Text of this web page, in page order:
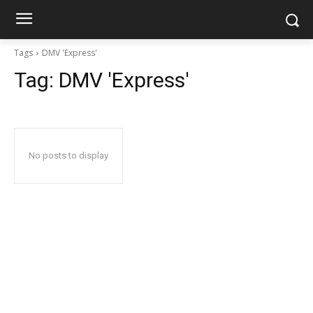
Tags DMV 'Express'
Tag: DMV 'Express'
No posts to display